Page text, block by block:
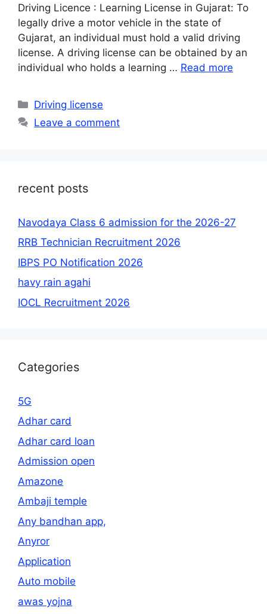
Driving Licence : Learning License in Gujarat: To
legally drive a motor vehicle in the state of
Gujarat, an individual must hold a valid driving
license. A driving license can be obtained by an
individual who holds a learning … Read more
Categories
Driving license
Leave a comment
recent posts
Navodaya Class 6 admission for the 2026-27
RRB Technician Recruitment 2026
IBPS PO Notification 2026
havy rain agahi
IOCL Recruitment 2026
Categories
5G
Adhar card
Adhar card loan
Admission open
Amazone
Ambaji temple
Any bandhan app,
Anyror
Application
Auto mobile
awas yojna